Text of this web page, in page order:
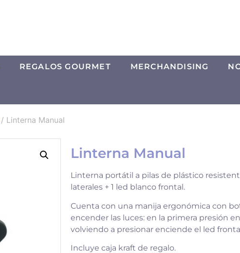
REGALOS GOURMET MERCHANDISING
/ Linterna Manual
Linterna Manual
Linterna portátil a pilas de plástico
laterales + 1 led blanco frontal.
Cuenta con una manija ergonómica con
encender las luces: en la primera presión
volviendo a presionar enciende el led
Incluye caja kraft de regalo.